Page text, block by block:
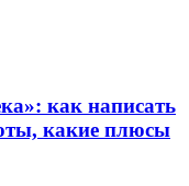
как написать
какие плюсы